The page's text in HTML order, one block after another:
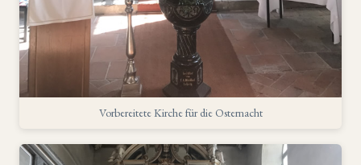
Vorbereitete Kirche für die Osternacht